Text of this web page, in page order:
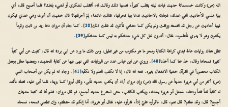
الله (ص) وكانت خمسمائة حديث فبات ليلته يتقلب كثيراً، فغمها ذلك وقالت له: أتتقلب لشكوى أو لشيء بلغك؟ فلما أصبح قال: أي
بنية هلمي الأحاديث التي عندك، فجاءته بالاحاديث فدعا بها فحرقها، فقالت عائشة: لِمَ أحرقتها؟ قال خشيت أن أموت وهي عندي فيكون
فيها أحاديث عن رجل قد ائتمنته ووثقت ولم يكن كما حدثني فأكون قد نقلت ذلك[38]
. كما جاء أن مروان دعا زيد بن ثابت وقوماً
يكتبون وهو لا يدري فأعلموه، فقال: أتدرون لعل كل شيء حدثتكم به ليس كما حدثتكم[39]
.
تظل هناك روايات عامة تبدي كراهة الكتابة ومحو ما هو مكتوب من غير تعليل، ومن ذلك ما ورد عن ابي بردة انه قال: كتبت عن أبي كتباً
كثيرة فمحاها وقال: خذ عنا كما أخذنا[40]
. وروي عن ابن عباس عدد من الروايات التي نهى فيها عن كتابة الحديث، وبعضها معلل بجعل
الكتاب محصوراً في القرآن خشية الانشغال بغيره. فعنه انه قال: إنا لا نكتب العلم ولا نكتّبه[41]
. وجاء انه لم يكن من أصحاب النبي
(ص) أكثر من أبي هريرة حديثاً عن رسول الله (ص) وإن مروان أراد أن يكتب حديثه فأبى، وقال أرووا كما روينا، فلما أبى عليه، تغفله فأقعد
له كاتباً لقناً ثقفاً ودعاه، فجعل أبو هريرة يحدثه، ويكتب الكاتب، حتى استفرغ حديثه أجمع، ثم قال مروان: تعلم أنا قد كتبنا حديثك
أجمع? قال: وقد فعلتم? قال نعم، قال: فاقرأوه عليّ إذاً، فقرأوه عليه، فقال أبو هريرة: أما إنكم قد حفظتم، وإن تطعني تمحه، فمحاه